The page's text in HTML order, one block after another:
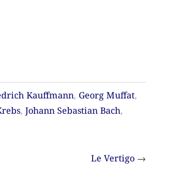
Kauffmann, Georg Muffat,
, Johann Sebastian Bach,
Le Vertigo→